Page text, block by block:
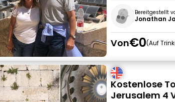
Bereitgestellt
Jonathan
Von€0 Auf
Kostenlose
Jerusalem 4